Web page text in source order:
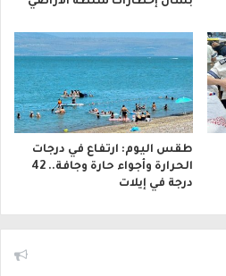
طقس اليوم: ارتفاع في درجات
الحرارة وأجواء حارة وجافة.. 42
درجة في إيلات